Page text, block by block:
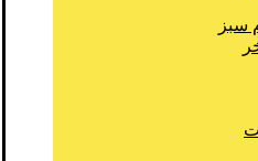
سبز